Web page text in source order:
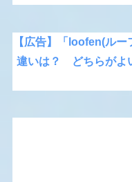
【広告】「loofen(ル
違いは？ どちらがよ